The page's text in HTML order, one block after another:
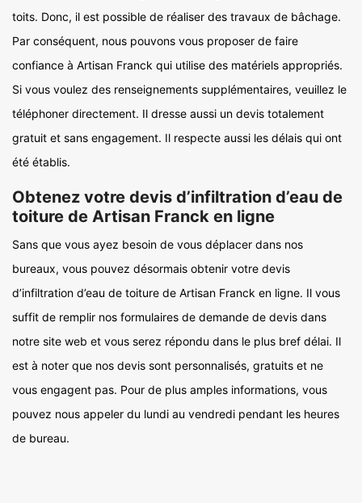
toits. Donc, il est possible de réaliser des travaux de bâchage.
Par conséquent, nous pouvons vous proposer de faire
confiance à Artisan Franck qui utilise des matériels appropriés.
Si vous voulez des renseignements supplémentaires, veuillez le
téléphoner directement. Il dresse aussi un devis totalement
gratuit et sans engagement. Il respecte aussi les délais qui ont
été établis.
Obtenez votre devis d’infiltration d’eau de
toiture de Artisan Franck en ligne
Sans que vous ayez besoin de vous déplacer dans nos
bureaux, vous pouvez désormais obtenir votre devis
d’infiltration d’eau de toiture de Artisan Franck en ligne. Il vous
suffit de remplir nos formulaires de demande de devis dans
notre site web et vous serez répondu dans le plus bref délai. Il
est à noter que nos devis sont personnalisés, gratuits et ne
vous engagent pas. Pour de plus amples informations, vous
pouvez nous appeler du lundi au vendredi pendant les heures
de bureau.